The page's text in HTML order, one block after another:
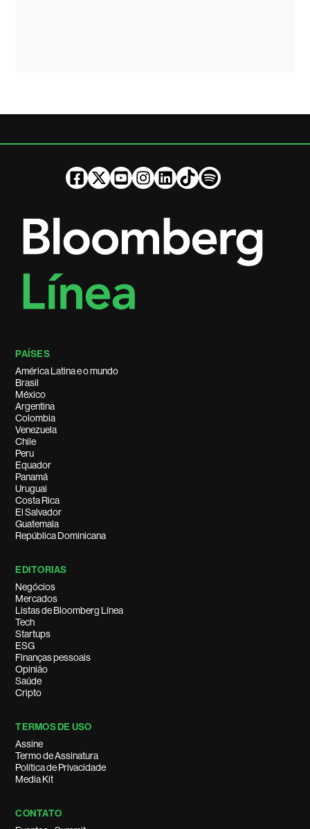
PAÍSES
América Latina e o mundo
Brasil
México
Argentina
Colombia
Venezuela
Chile
Peru
Equador
Panamá
Uruguai
Costa Rica
El Salvador
Guatemala
República Dominicana
EDITORIAS
Negócios
Mercados
Listas de Bloomberg Línea
Tech
Startups
ESG
Finanças pessoais
Opinião
Saúde
Cripto
TERMOS DE USO
Assine
Termo de Assinatura
Política de Privacidade
Media Kit
CONTATO